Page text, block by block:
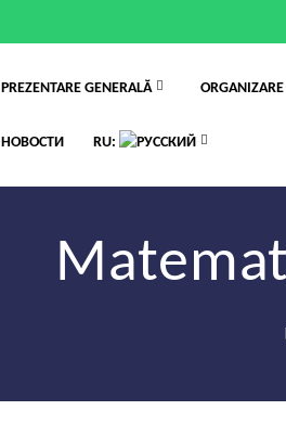
PREZENTARE GENERALĂ ORGANIZARE
НОВОСТИ RU: